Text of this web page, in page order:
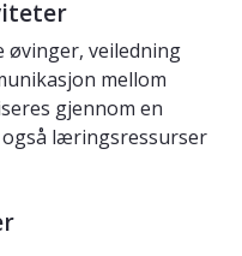
veiledning
mellom
gjennom en
læringsressurser